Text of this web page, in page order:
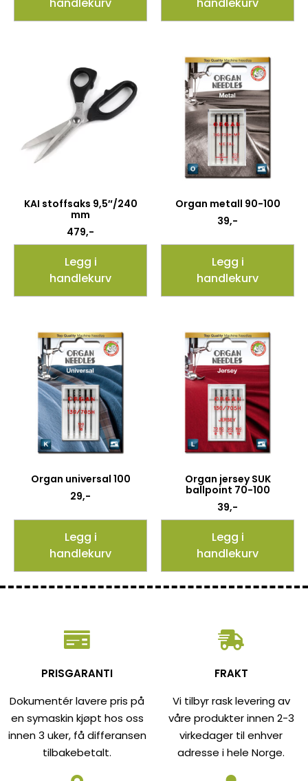
handlekurv handlekurv
KAI stoffsaks 9,5″/240
mm
479,-
Legg i
handlekurv
Organ metall 90-100
39,-
Legg i
handlekurv
Organ universal 100
29,-
Legg i
handlekurv
Organ jersey SUK
ballpoint 70-100
39,-
Legg i
handlekurv
PRISGARANTI
Dokumentér lavere pris på
en symaskin kjøpt hos oss
innen 3 uker, få differansen
tilbakebetalt.
FRAKT
Vi tilbyr rask levering av
våre produkter innen 2-3
virkedager til enhver
adresse i hele Norge.